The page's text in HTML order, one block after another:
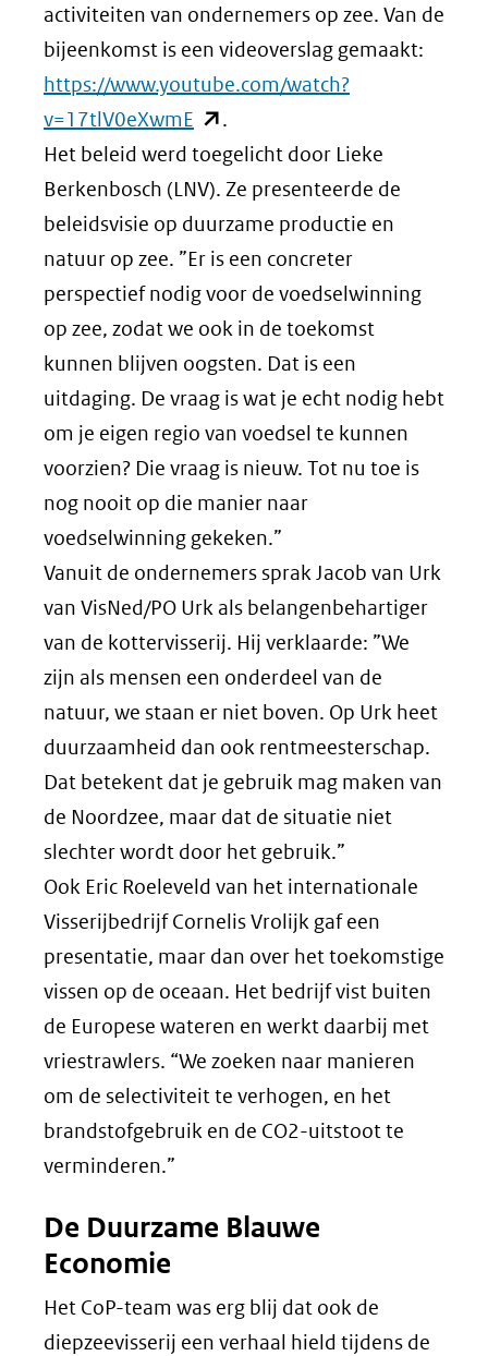
activiteiten van ondernemers op zee. Van de
bijeenkomst is een videoverslag gemaakt:
https://www.youtube.com/watch?
v=17tlV0eXwmE (opent
in
nieuw
venster)
(verwijst
naar
een
andere
website)
.
Het beleid werd toegelicht door Lieke
Berkenbosch (LNV). Ze presenteerde de
beleidsvisie op duurzame productie en
natuur op zee. ”Er is een concreter
perspectief nodig voor de voedselwinning
op zee, zodat we ook in de toekomst
kunnen blijven oogsten. Dat is een
uitdaging. De vraag is wat je echt nodig hebt
om je eigen regio van voedsel te kunnen
voorzien? Die vraag is nieuw. Tot nu toe is
nog nooit op die manier naar
voedselwinning gekeken.”
Vanuit de ondernemers sprak Jacob van Urk
van VisNed/PO Urk als belangenbehartiger
van de kottervisserij. Hij verklaarde: ”We
zijn als mensen een onderdeel van de
natuur, we staan er niet boven. Op Urk heet
duurzaamheid dan ook rentmeesterschap.
Dat betekent dat je gebruik mag maken van
de Noordzee, maar dat de situatie niet
slechter wordt door het gebruik.”
Ook Eric Roeleveld van het internationale
Visserijbedrijf Cornelis Vrolijk gaf een
presentatie, maar dan over het toekomstige
vissen op de oceaan. Het bedrijf vist buiten
de Europese wateren en werkt daarbij met
vriestrawlers. “We zoeken naar manieren
om de selectiviteit te verhogen, en het
brandstofgebruik en de CO2-uitstoot te
verminderen.”
De Duurzame Blauwe
Economie
Het CoP-team was erg blij dat ook de
diepzeevisserij een verhaal hield tijdens de